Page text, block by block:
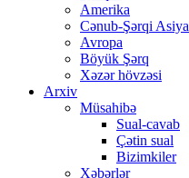
Amerika
Cənub-Şərqi Asiya
Avropa
Böyük Şərq
Xəzər hövzəsi
Arxiv
Müsahibə
Sual-cavab
Çətin sual
Bizimkiler
Xəbərlər